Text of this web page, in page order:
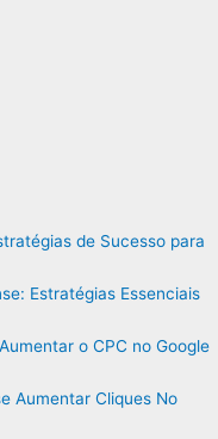
de Sucesso para
Estratégias Essenciais
o CPC no Google
Aumentar Cliques No